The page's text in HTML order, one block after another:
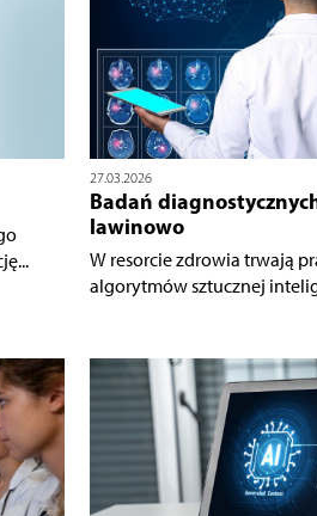
27.03.2026
Badań
lawinowo
W resorcie zdrowia trwają
algorytmów sztucznej